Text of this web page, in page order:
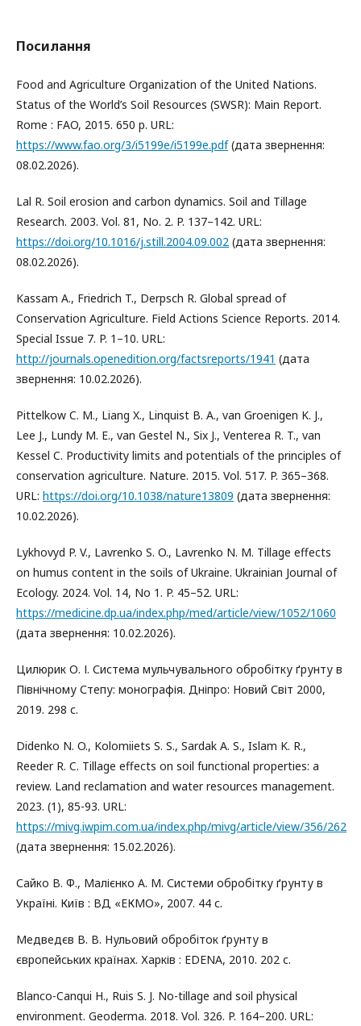
Посилання
Food and Agriculture Organization of the United Nations.
Status of the World’s Soil Resources (SWSR): Main Report.
Rome : FAO, 2015. 650 p. URL:
https://www.fao.org/3/i5199e/i5199e.pdf(дата звернення:
08.02.2026).
Lal R. Soil erosion and carbon dynamics. Soil and Tillage
Research. 2003. Vol. 81, No. 2. P. 137–142. URL:
https://doi.org/10.1016/j.still.2004.09.002 (дата звернення:
08.02.2026).
Kassam A., Friedrich T., Derpsch R. Global spread of
Conservation Agriculture. Field Actions Science Reports. 2014.
Special Issue 7. P. 1–10. URL:
http://journals.openedition.org/factsreports/1941 (дата
звернення: 10.02.2026).
Pittelkow C. M., Liang X., Linquist B. A., van Groenigen K. J.,
Lee J., Lundy M. E., van Gestel N., Six J., Venterea R. T., van
Kessel C. Productivity limits and potentials of the principles of
conservation agriculture. Nature. 2015. Vol. 517. P. 365–368.
URL: https://doi.org/10.1038/nature13809 (дата звернення:
10.02.2026).
Lykhovyd P. V., Lavrenko S. O., Lavrenko N. M. Tillage effects
on humus content in the soils of Ukraine. Ukrainian Journal of
Ecology. 2024. Vol. 14, No 1. P. 45–52. URL:
https://medicine.dp.ua/index.php/med/article/view/1052/1060
(дата звернення: 10.02.2026).
Цилюрик О. І. Система мульчувального обробітку ґрунту в
Північному Степу: монографія. Дніпро: Новий Світ 2000,
2019. 298 с.
Didenko N. O., Kolomiiets S. S., Sardak A. S., Islam K. R.,
Reeder R. C. Tillage effects on soil functional properties: a
review. Land reclamation and water resources management.
2023. (1), 85-93. URL:
https://mivg.iwpim.com.ua/index.php/mivg/article/view/356/262
(дата звернення: 15.02.2026).
Сайко В. Ф., Малієнко А. М. Системи обробітку ґрунту в
Україні. Київ : ВД «ЕКМО», 2007. 44 с.
Медведєв В. В. Нульовий обробіток ґрунту в
європейських країнах. Харків : EDENA, 2010. 202 с.
Blanco-Canqui H., Ruis S. J. No-tillage and soil physical
environment. Geoderma. 2018. Vol. 326. P. 164–200. URL: